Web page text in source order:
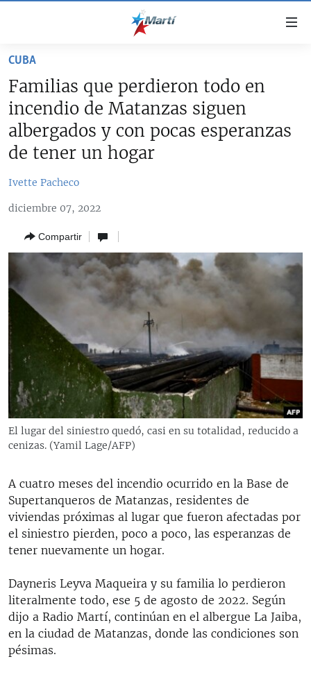
accesibilidad
contenido
principal
principal
CUBA
CUBA
DERECHOS HUMANOS
SOBRE CUBA
ESTADOS UNIDOS
ESTADOS UNIDOS
AMÉRICA LATINA
OPINIÓN GRÁFICA
AUDIOVISUALES MARTÍ
RADIO MARTÍ
ESPECIALES
ESPECIALES
LA REALIDAD DE LA VIVIENDA EN CUBA
KENTU-CUBANO
DESINFORMACIÓN RUSA EN AMÉRICA LATINA
LA INVASIÓN DE RUSIA A UCRANIA
MULTIMEDIA
EDITORIALES
SÍGUENOS
CUBA
Familias que perdieron todo en
incendio de Matanzas siguen
albergados y con pocas esperanzas
de tener un hogar
Ivette Pacheco
diciembre 07, 2022
Compartir
El lugar del siniestro quedó, casi en su totalidad, reducido a
cenizas. (Yamil Lage/AFP)
A cuatro meses del incendio ocurrido en la Base de
Supertanqueros de Matanzas, residentes de
viviendas próximas al lugar que fueron afectadas por
el siniestro pierden, poco a poco, las esperanzas de
tener nuevamente un hogar.
Dayneris Leyva Maqueira y su familia lo perdieron
literalmente todo, ese 5 de agosto de 2022. Según
dijo a Radio Martí, continúan en el albergue La Jaiba,
en la ciudad de Matanzas, donde las condiciones son
pésimas.